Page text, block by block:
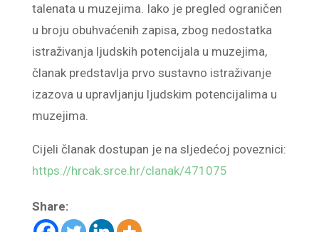
talenata u muzejima. Iako je pregled ograničen
u broju obuhvaćenih zapisa, zbog nedostatka
istraživanja ljudskih potencijala u muzejima,
članak predstavlja prvo sustavno istraživanje
izazova u upravljanju ljudskim potencijalima u
muzejima.
Cijeli članak dostupan je na sljedećoj poveznici:
https://hrcak.srce.hr/clanak/471075
Share: